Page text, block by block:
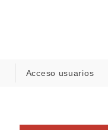
Acceso usuarios